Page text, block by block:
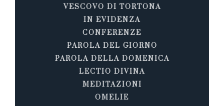
VESCOVO DI TORTONA
IN EVIDENZA
CONFERENZE
PAROLA DEL GIORNO
PAROLA DELLA DOMENICA
LECTIO DIVINA
MEDITAZIONI
OMELIE